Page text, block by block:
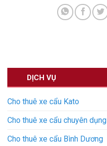
DỊCH VỤ
Cho thuê xe cẩu Kato
Cho thuê xe cẩu chuyên dụng
Cho thuê xe cẩu Bình Dương